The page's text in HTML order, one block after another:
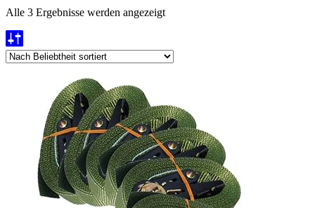
Alle 3 Ergebnisse werden angezeigtNach